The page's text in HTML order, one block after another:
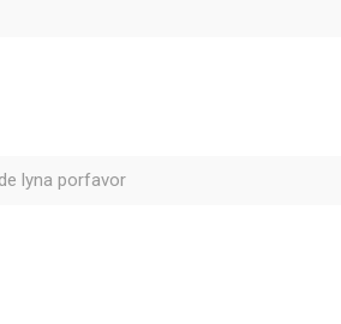
lyna porfavor